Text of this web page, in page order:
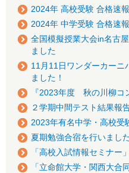
2024年 高校受験 合格速報
2024年 中学受験 合格速報
全国模擬授業大会in名古
ました
11月11日ワンダーカーニ
ました！
『2023年度 秋の川柳コ
２学期中間テスト結果報
2023年有名中学・高校受
夏期勉強合宿を行いまし
「高校入試情報セミナー
「立命館大学・関西大合